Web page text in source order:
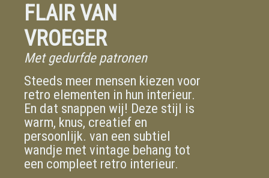
FLAIR VAN
VROEGER
Met gedurfde patronen
Steeds meer mensen kiezen voor
retro elementen in hun interieur.
En dat snappen wij! Deze stijl is
warm, knus, creatief en
persoonlijk. van een subtiel
wandje met vintage behang tot
een compleet retro interieur.